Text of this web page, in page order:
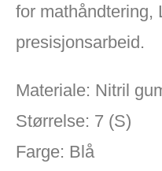
for mathåndtering,
presisjonsarbeid.
Materiale: Nitril
Størrelse: 7 (S)
Farge: Blå